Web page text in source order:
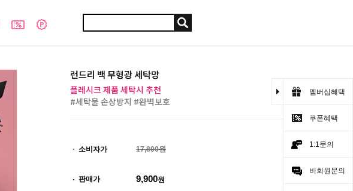
멤버십혜택
쿠폰혜택
1:1문의
비회원문의
런드리 백 무형광 세탁망
플레시크 제품 세탁시 추천
#세탁물 손상방지 #완벽보호
소비자가 17,800원
판매가 9,900원